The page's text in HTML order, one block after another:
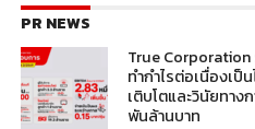
PR NEWS
True Corporation
ทำกำไรต่อเนื่องเ
เติบโตและวินัยทาง
พันล้านบาท